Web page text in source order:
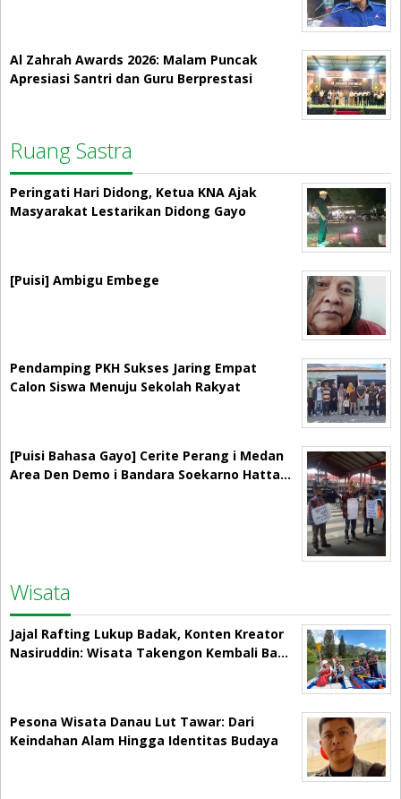
Al Zahrah Awards 2026: Malam Puncak
Apresiasi Santri dan Guru Berprestasi
Ruang Sastra
Peringati Hari Didong, Ketua KNA Ajak
Masyarakat Lestarikan Didong Gayo
[Puisi] Ambigu Embege
Pendamping PKH Sukses Jaring Empat
Calon Siswa Menuju Sekolah Rakyat
[Puisi Bahasa Gayo] Cerite Perang i Medan
Area Den Demo i Bandara Soekarno Hatta…
Wisata
Jajal Rafting Lukup Badak, Konten Kreator
Nasiruddin: Wisata Takengon Kembali Ba…
Pesona Wisata Danau Lut Tawar: Dari
Keindahan Alam Hingga Identitas Budaya